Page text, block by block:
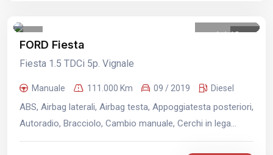
1 /13
FORD Fiesta
Fiesta 1.5 TDCi 5p. Vignale
Manuale 111.000 Km 09 / 2019 Diesel
ABS, Airbag laterali, Airbag testa, Appoggiatesta posteriori,
Autoradio, Bracciolo, Cambio manuale, Cerchi in lega...